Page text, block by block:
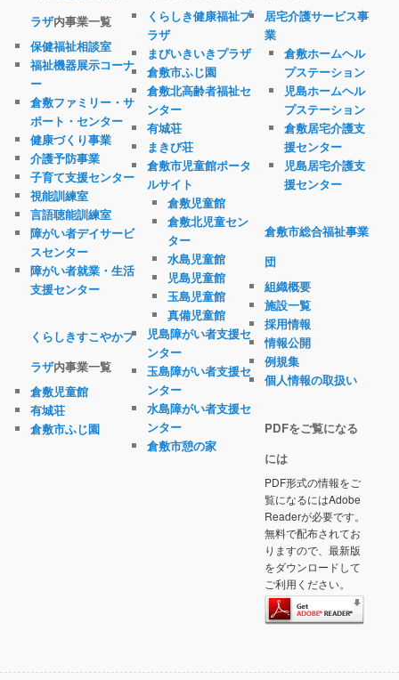
ラザ内事業一覧
保健福祉相談室
福祉機器展示コーナ
ー
倉敷ファミリー・サ
ポート・センター
健康づくり事業
介護予防事業
子育て支援センター
視能訓練室
言語聴能訓練室
障がい者デイサービ
スセンター
障がい者就業・生活
支援センター
くらしきすこやかプ
ラザ内事業一覧
倉敷児童館
有城荘
倉敷市ふじ園
くらしき健康福祉プ
ラザ
まびいきいきプラザ
倉敷市ふじ園
倉敷北高齢者福祉セ
ンター
有城荘
まきび荘
倉敷市児童館ポータ
ルサイト
倉敷児童館
倉敷北児童セン
ター
水島児童館
児島児童館
玉島児童館
真備児童館
児島障がい者支援セ
ンター
玉島障がい者支援セ
ンター
水島障がい者支援セ
ンター
倉敷市憩の家
居宅介護サービス事
業
倉敷ホームヘル
プステーション
児島ホームヘル
プステーション
倉敷居宅介護支
援センター
児島居宅介護支
援センター
倉敷市総合福祉事業
団
組織概要
施設一覧
採用情報
情報公開
例規集
個人情報の取扱い
PDFをご覧になる
には
PDF形式の情報をご
覧になるにはAdobe
Readerが必要です。
無料で配布されてお
りますので、最新版
をダウンロードして
ご利用ください。